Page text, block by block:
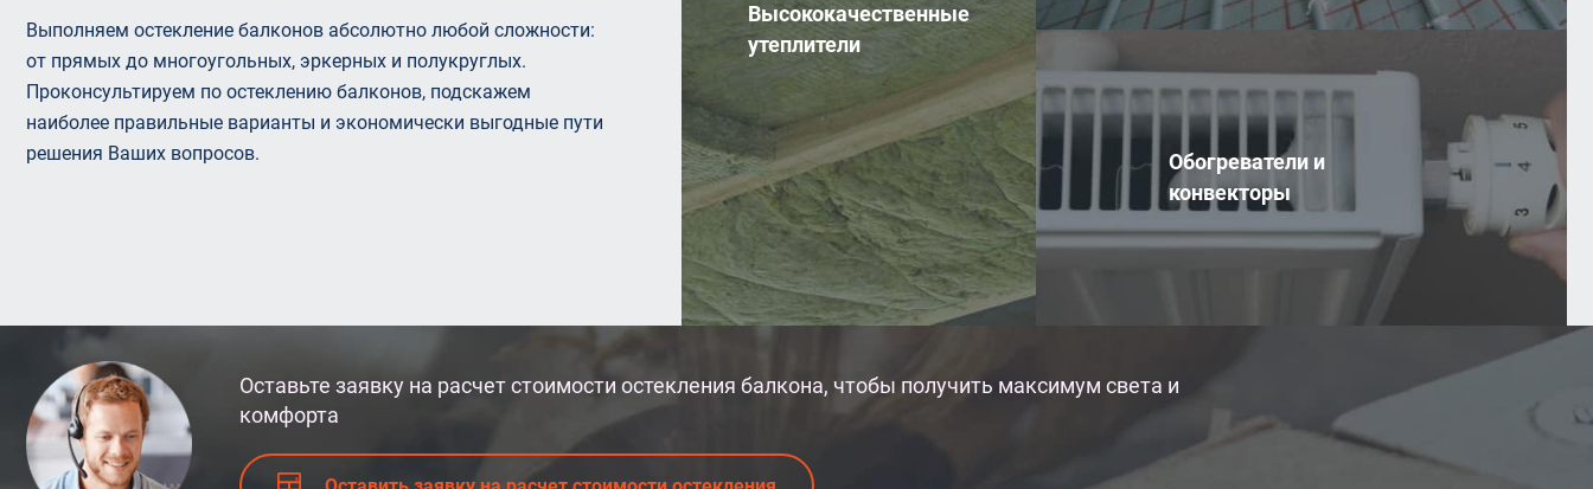
Выполняем остекление балконов абсолютно любой сложности:
от прямых до многоугольных, эркерных и полукруглых.
Проконсультируем по остеклению балконов, подскажем
наиболее правильные варианты и экономически выгодные пути
решения Ваших вопросов.
Высококачественные
утеплители
Обогреватели и
конвекторы
Оставьте заявку на расчет стоимости остекления балкона, чтобы получить максимум света и
комфорта